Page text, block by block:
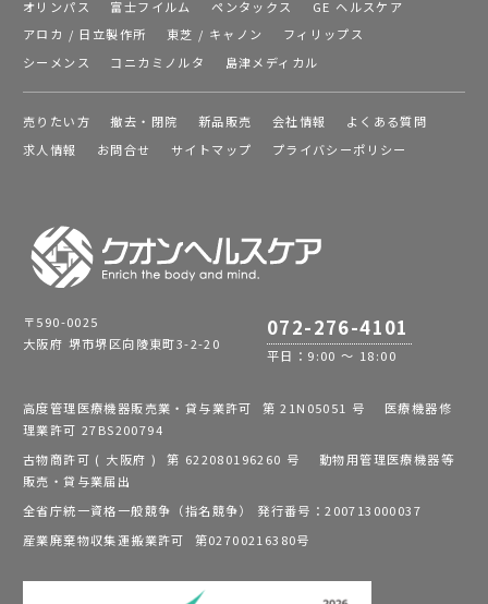
オリンパス 富士フイルム ペンタックス
GE ヘルスケア
アロカ / 日立製作所
東芝 / キャノン
フィリップス
シーメンス
コニカミノルタ 島津メディカル
売りたい方 撤去・閉院 新品販売 会社情報
よくある質問
求人情報
お問合せ サイトマップ プライバシーポリシー
〒590-0025
大阪府 堺市堺区向陵東町3-2-20
072-276-4101
平日：9:00 ～ 18:00
高度管理医療機器販売業・貸与業許可 第 21N05051 号 医療機器修
理業許可 27BS200794
古物商許可 ( 大阪府 ) 第 622080196260 号 動物用管理医療機器等
販売・貸与業届出
全省庁統一資格一般競争（指名競争） 発行番号：200713000037
産業廃棄物収集運搬業許可 第02700216380号